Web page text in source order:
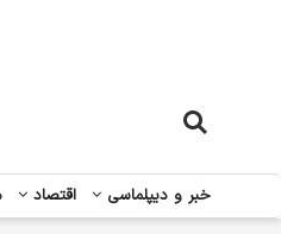
خبر و دیپلماسی اقتصاد